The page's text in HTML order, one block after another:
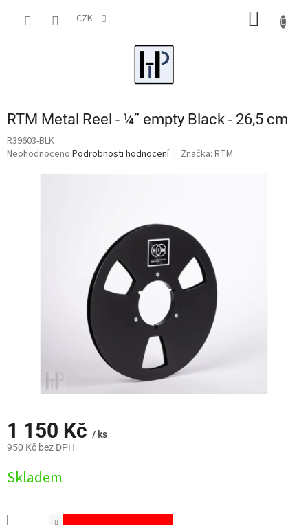
CZK
RTM Metal Reel - ¼” empty Black - 26,5 cm
R39603-BLK
Průměrné
Neohodnoceno Podrobnosti hodnocení Značka: RTM
1 150 Kč / ks
950 Kč bez DPH
cena:
Skladem